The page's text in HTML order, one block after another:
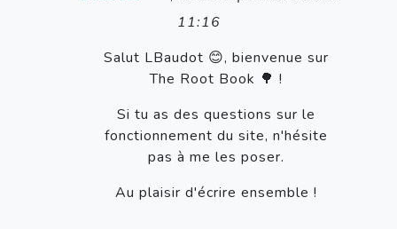
11:16
Salut LBaudot 😊, bienvenue sur
The Root Book 🌳 !
Si tu as des questions sur le
fonctionnement du site, n'hésite
pas à me les poser.
Au plaisir d'écrire ensemble !